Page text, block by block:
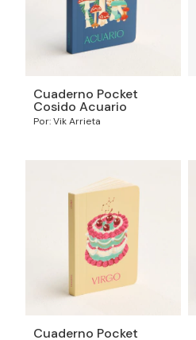
Cuaderno Pocket
Cosido Acuario
Por: Vik Arrieta
Cuaderno Pocket